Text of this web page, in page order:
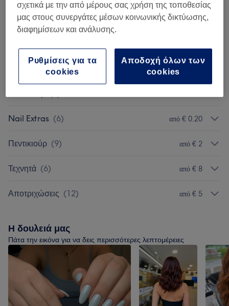
Βαφή Μαλλιών (16) από € 15
Φρύδια & Θεραπείες Προσώπου
Nail Extras (6) από € 0,20
Πεντικιούρ (9) από € 2
Τεχνητά (6) από € 8
Αποτριχώσεις (12) από € 5
Η δουλειά μας
Πάτα την εικόνα για να δεις περισσότερες λεπτομέρειες
σχετικά με την από μέρους σας χρήση της τοποθεσίας
μας στους συνεργάτες μέσων κοινωνικής δικτύωσης,
διαφημίσεων και ανάλυσης.
Αποδοχή όλων των
cookies
Ρυθμίσεις για τα
cookies